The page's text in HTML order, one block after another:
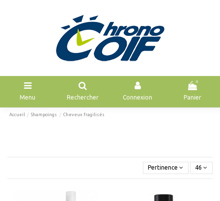
Menu Rechercher Connexion
0
Panier
Accueil Shampoings Cheveux fragilisés
Pertinence 46